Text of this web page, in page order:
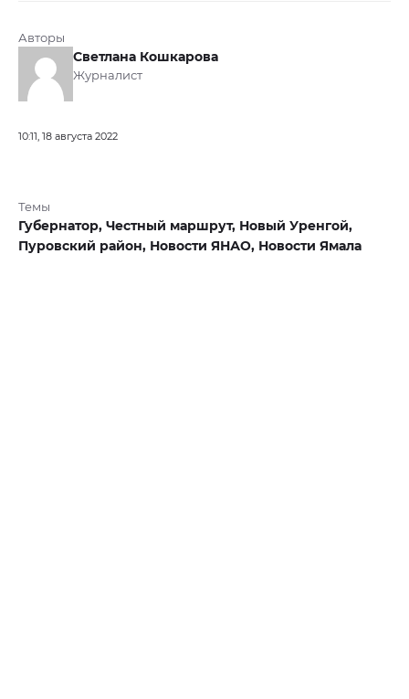
Авторы
Светлана Кошкарова
Журналист
10:11, 18 августа 2022
Темы
Губернатор, Честный маршрут, Новый Уренгой,
Пуровский район, Новости ЯНАО, Новости Ямала